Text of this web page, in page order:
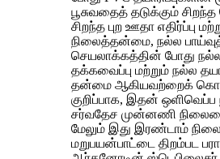
பூசுவதைத் தடுக்கும்
சிறந்த புற ஊதா எதிர்ப்பு
நிலைத்தன்மை, நல்ல
செயலாக்கத்தின் போது
தக்கவைப்பு மற்றும் நல்ல
தன்மை ஆகியவற்றைக்
குறிப்பாக, இதன்
சர்வதேச முன்னணி நிலையை
மேலும் இது இரண்டாம்
மறுபயன்பாட்டை திறம்பட